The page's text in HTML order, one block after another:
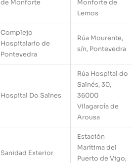
de Monforte
Monforte de
Lemos
Complejo
Hospitalario de
Pontevedra
Rúa Mourente,
s/n, Pontevedra
Hospital Do Salnes
Rúa Hospital do
Salnés, 30,
36000
Vilagarcía de
Arousa
Sanidad Exterior
Estación
Marítima del
Puerto de Vigo,